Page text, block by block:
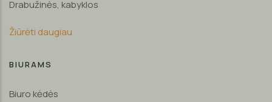
Drabužinės, kabyklos
Žiūrėti daugiau
BIURAMS
Biuro kėdės